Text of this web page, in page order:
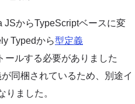
JSからTypeScriptベースに変
Typedから型定義
ールする必要がありました
同梱されているため、別途イ
りました。